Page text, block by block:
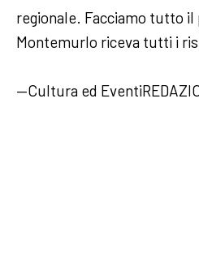
regionale. Facciamo tutto il
Montemurlo riceva tutti i
—Cultura ed